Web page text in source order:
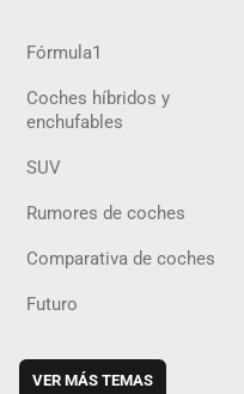
Fórmula1
Coches híbridos y
enchufables
SUV
Rumores de coches
Comparativa de coches
Futuro
VER MÁS TEMAS